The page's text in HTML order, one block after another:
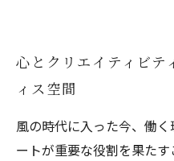
心とクリエイティビテ
ィス空間
風の時代に入った今、働
ートが重要な役割を果た